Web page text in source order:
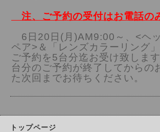
注、ご予約の受付はお電話の
6日20日(月)AM9:00～、<ヘ
ペア>＆「レンズカラーリング
ご予約を5台分迄お受け致しま
台分のご予約が終了してからの
た次回までお待ちください。
トップページ